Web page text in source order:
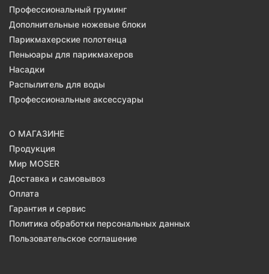
Профессиональный груминг
Дополнительные ножевые блоки
Парикмахерские полотенца
Пеньюары для парикмахеров
Насадки
Распылитель для воды
Профессиональные аксессуары
О МАГАЗИНЕ
Продукция
Мир MOSER
Доставка и самовывоз
Оплата
Гарантия и сервис
Политика обработки персональных данных
Пользовательское соглашение